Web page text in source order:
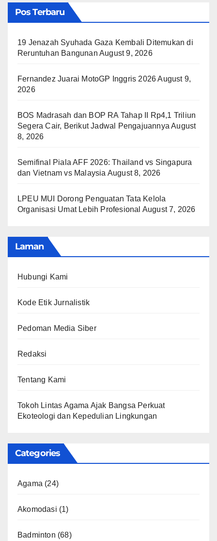
Pos Terbaru
19 Jenazah Syuhada Gaza Kembali Ditemukan di
Reruntuhan Bangunan August 9, 2026
Fernandez Juarai MotoGP Inggris 2026 August 9,
2026
BOS Madrasah dan BOP RA Tahap II Rp4,1 Triliun
Segera Cair, Berikut Jadwal Pengajuannya August
8, 2026
Semifinal Piala AFF 2026: Thailand vs Singapura
dan Vietnam vs Malaysia August 8, 2026
LPEU MUI Dorong Penguatan Tata Kelola
Organisasi Umat Lebih Profesional August 7, 2026
Laman
Hubungi Kami
Kode Etik Jurnalistik
Pedoman Media Siber
Redaksi
Tentang Kami
Tokoh Lintas Agama Ajak Bangsa Perkuat
Ekoteologi dan Kepedulian Lingkungan
Categories
Agama (24)
Akomodasi (1)
Badminton (68)